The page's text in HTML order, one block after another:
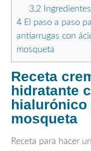
3.2
4 El paso a paso
antiarrugas con
mosqueta
Receta
hidratante
hialurónico
mosqueta
Receta para hacer